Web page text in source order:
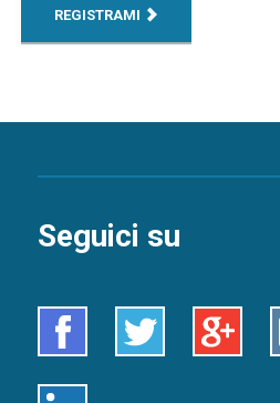
REGISTRAMI
Seguici su
Facebook Twitter Google+
Linkedin